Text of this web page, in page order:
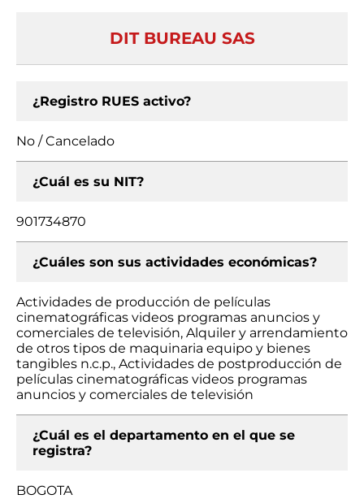
DIT BUREAU SAS
¿Registro RUES activo?
No / Cancelado
¿Cuál es su NIT?
901734870
¿Cuáles son sus actividades económicas?
Actividades de producción de películas
cinematográficas videos programas anuncios y
comerciales de televisión, Alquiler y arrendamiento
de otros tipos de maquinaria equipo y bienes
tangibles n.c.p., Actividades de postproducción de
películas cinematográficas videos programas
anuncios y comerciales de televisión
¿Cuál es el departamento en el que se
registra?
BOGOTA